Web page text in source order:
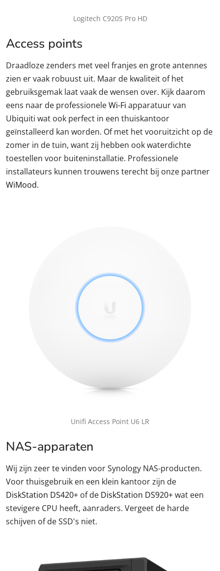
Logitech C920S Pro HD
Access points
Draadloze zenders met veel franjes en grote antennes
zien er vaak robuust uit. Maar de kwaliteit of het
gebruiksgemak laat vaak de wensen over. Kijk daarom
eens naar de professioneleWi-Fi apparatuur van
Ubiquiti wat ook perfect in een thuiskantoor
geïnstalleerd kan worden. Of met het vooruitzicht op de
zomer in de tuin, want zij hebben ook waterdichte
toestellen voor buiteninstallatie. Professionele
installateurs kunnen trouwens terecht bij onze partner
WiMood.
Unifi Access Point U6 LR
NAS-apparaten
Wij zijn zeer te vinden voor Synology NAS-producten.
Voor thuisgebruik en een klein kantoor zijn de
DiskStation DS420+ of de DiskStation DS920+wat een
stevigere CPU heeft, aanraders. Vergeet de harde
schijven of de SSD's niet.